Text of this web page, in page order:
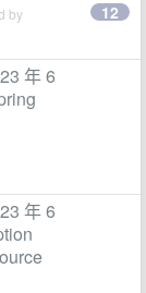
by 12
年 6
年 6